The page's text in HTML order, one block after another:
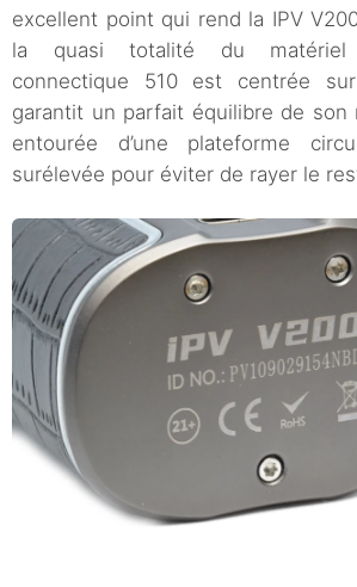
excellent point qui rend la IPV
la quasi totalité du matériel
connectique 510 est centrée
garantit un parfait équilibre de son
entourée d’une plateforme
surélevée pour éviter de rayer le